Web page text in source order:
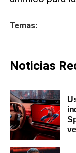
Temas:
Noticias